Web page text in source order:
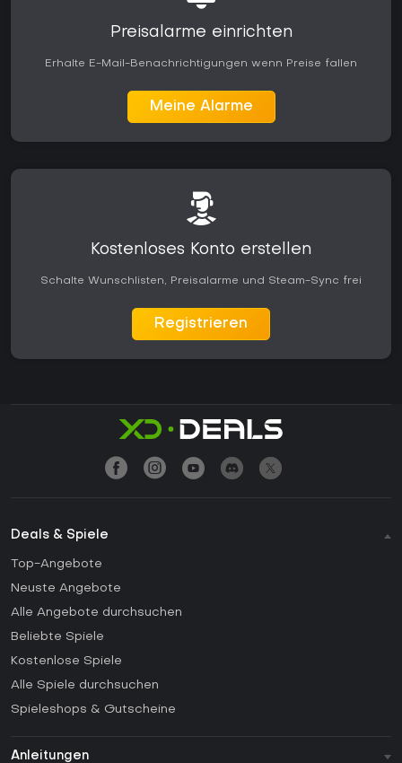
Preisalarme einrichten
Erhalte E-Mail-Benachrichtigungen wenn Preise fallen
Meine Alarme
Kostenloses Konto erstellen
Schalte Wunschlisten, Preisalarme und Steam-Sync frei
Registrieren
Deals & Spiele
Top-Angebote
Neuste Angebote
Alle Angebote durchsuchen
Beliebte Spiele
Kostenlose Spiele
Alle Spiele durchsuchen
Spieleshops & Gutscheine
Anleitungen